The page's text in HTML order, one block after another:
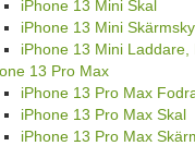
iPhone 13 Mini Skal
iPhone 13 Mini
iPhone 13 Mini
13 Pro Max
iPhone 13 Pro Max
iPhone 13 Pro Max Skal
iPhone 13 Pro Max